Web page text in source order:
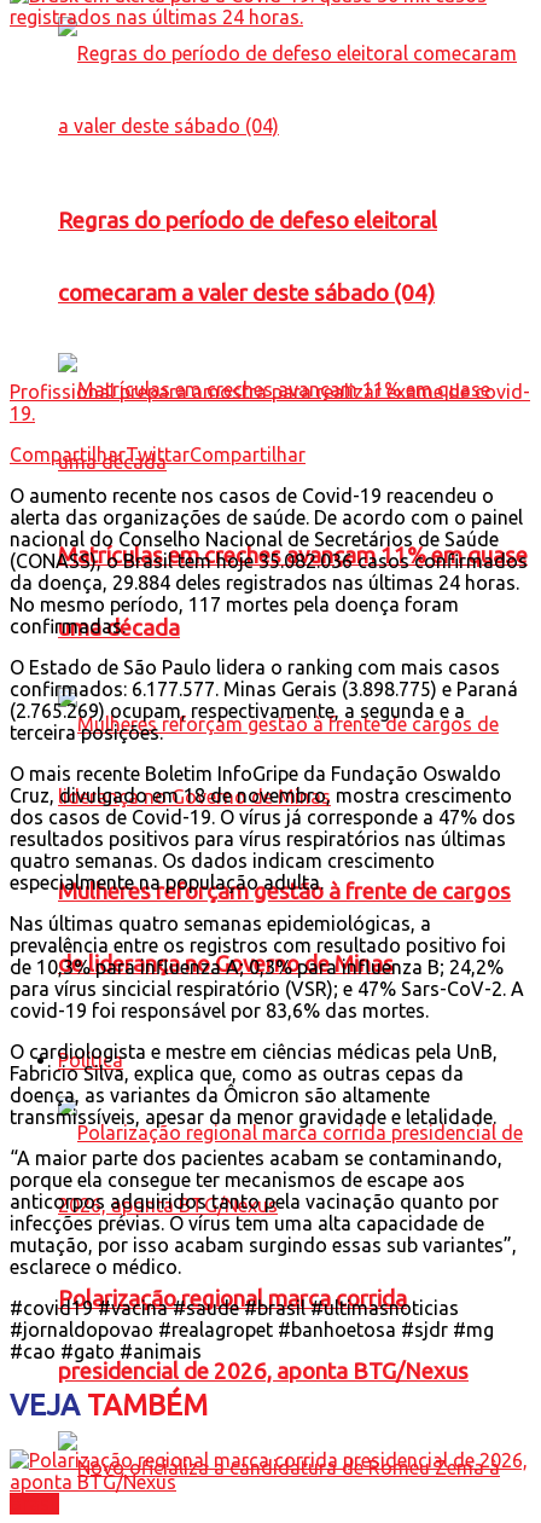
Regras do período de defeso eleitoral
comecaram a valer deste sábado (04)
Matrículas em creches avançam 11% em quase
uma década
Mulheres reforçam gestão à frente de cargos
de liderança no Governo de Minas
Política
Polarização regional marca corrida
presidencial de 2026, aponta BTG/Nexus
Profissional prepara amostra para realizar exame de covid-
19.
CompartilharTwittarCompartilhar
O aumento recente nos casos de Covid-19 reacendeu o
alerta das organizações de saúde. De acordo com o painel
nacional do Conselho Nacional de Secretários de Saúde
(CONASS), o Brasil tem hoje 35.082.036 casos confirmados
da doença, 29.884 deles registrados nas últimas 24 horas.
No mesmo período, 117 mortes pela doença foram
confirmadas.
O Estado de São Paulo lidera o ranking com mais casos
confirmados: 6.177.577. Minas Gerais (3.898.775) e Paraná
(2.765.269) ocupam, respectivamente, a segunda e a
terceira posições.
O mais recente Boletim InfoGripe da Fundação Oswaldo
Cruz, divulgado em 18 de novembro, mostra crescimento
dos casos de Covid-19. O vírus já corresponde a 47% dos
resultados positivos para vírus respiratórios nas últimas
quatro semanas. Os dados indicam crescimento
especialmente na população adulta.
Nas últimas quatro semanas epidemiológicas, a
prevalência entre os registros com resultado positivo foi
de 10,3% para influenza A; 0,3% para influenza B; 24,2%
para vírus sincicial respiratório (VSR); e 47% Sars-CoV-2. A
covid-19 foi responsável por 83,6% das mortes.
O cardiologista e mestre em ciências médicas pela UnB,
Fabricio Silva, explica que, como as outras cepas da
doença, as variantes da Ômicron são altamente
transmissíveis, apesar da menor gravidade e letalidade.
“A maior parte dos pacientes acabam se contaminando,
porque ela consegue ter mecanismos de escape aos
anticorpos adquiridos tanto pela vacinação quanto por
infecções prévias. O vírus tem uma alta capacidade de
mutação, por isso acabam surgindo essas sub variantes”,
esclarece o médico.
#covid19 #vacina #saude #brasil #ultimasnoticias
#jornaldopovao #realagropet #banhoetosa #sjdr #mg
#cao #gato #animais
VEJATAMBÉM